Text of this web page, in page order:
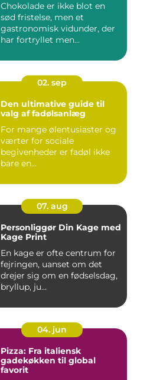
Chokolade er ikke blot en
sød fristelse, men et
gastronomisk vidunder, der
har fortryllet men...
02. sep
Den ultimative guide til
valg af fadølsanlæg
For mange ølentusiaster og
værter for sociale
begivenheder er fadøl ikke
bare en...
07. aug
Personliggør Din Kage med
Kage Print
En kage er ofte centrum for
fejringen, uanset om det
drejer sig om en fødselsdag,
bryllup, ju...
04. jun
Pizza: Fra italiensk
gadekøkken til global
favorit